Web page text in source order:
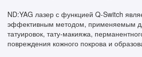
ND:YAG лазер с функцией Q-Switch
эффективным методом, применяемым
татуировок, тату-макияжа,
повреждения кожного покрова и